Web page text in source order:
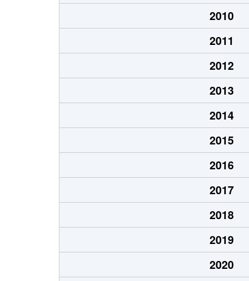
2010
2011
2012
2013
2014
2015
2016
2017
2018
2019
2020